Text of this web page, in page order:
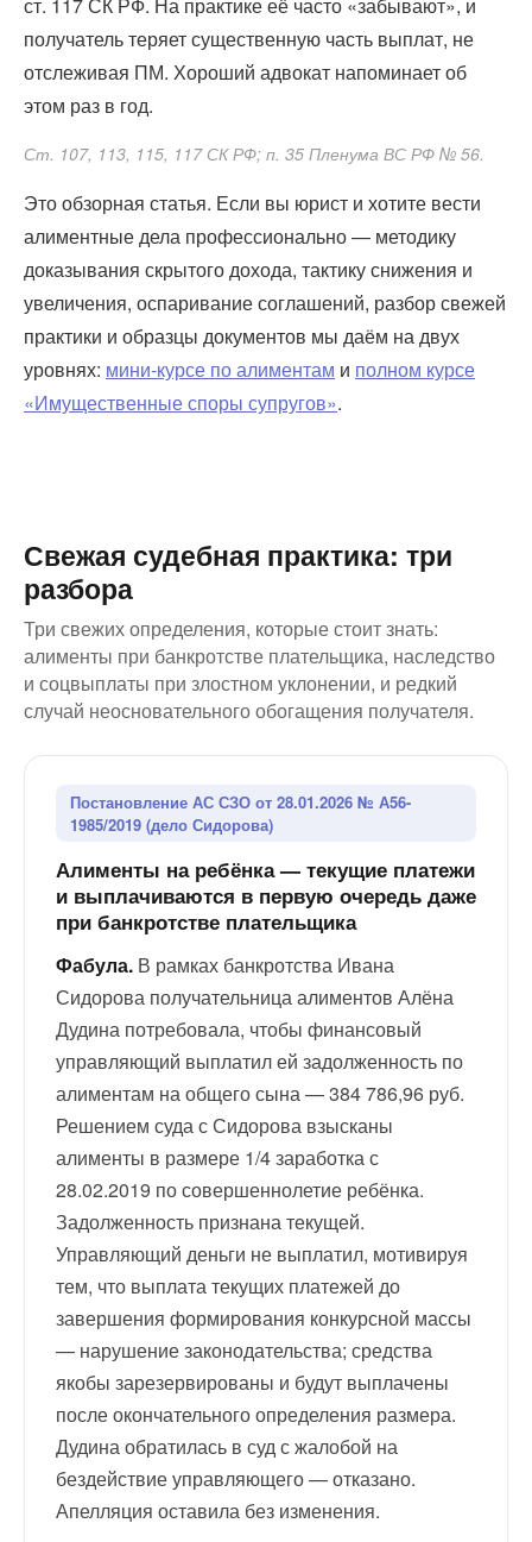
получатель теряет существенную часть выплат, не
отслеживая ПМ. Хороший адвокат напоминает об
этом раз в год.
Ст. 107, 113, 115, 117 СК РФ; п. 35 Пленума ВС РФ № 56.
Это обзорная статья. Если вы юрист и хотите вести
алиментные дела профессионально — методику
доказывания скрытого дохода, тактику снижения и
увеличения, оспаривание соглашений, разбор свежей
практики и образцы документов мы даём на двух
уровнях: мини-курсе по алиментам и полном курсе
«Имущественные споры супругов».
Свежая судебная практика: три
разбора
Три свежих определения, которые стоит знать:
алименты при банкротстве плательщика, наследство
и соцвыплаты при злостном уклонении, и редкий
случай неосновательного обогащения получателя.
Постановление АС СЗО от 28.01.2026 № А56-
1985/2019 (дело Сидорова)
Алименты на ребёнка — текущие платежи
и выплачиваются в первую очередь даже
при банкротстве плательщика
Фабула. В рамках банкротства Ивана
Сидорова получательница алиментов Алёна
Дудина потребовала, чтобы финансовый
управляющий выплатил ей задолженность по
алиментам на общего сына — 384 786,96 руб.
Решением суда с Сидорова взысканы
алименты в размере 1/4 заработка с
28.02.2019 по совершеннолетие ребёнка.
Задолженность признана текущей.
Управляющий деньги не выплатил, мотивируя
тем, что выплата текущих платежей до
завершения формирования конкурсной массы
— нарушение законодательства; средства
якобы зарезервированы и будут выплачены
после окончательного определения размера.
Дудина обратилась в суд с жалобой на
бездействие управляющего — отказано.
Апелляция оставила без изменения.